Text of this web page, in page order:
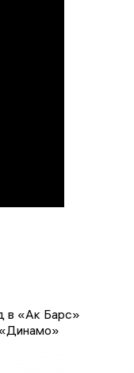
в «Ак Барс»
«Динамо»